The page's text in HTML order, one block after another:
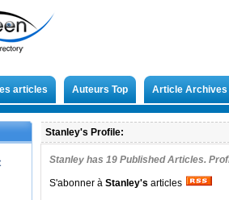
articles Auteurs Top Article Archives
Stanley's Profile:
Stanley has 19 Published Articles.
S'abonner à Stanley's articles